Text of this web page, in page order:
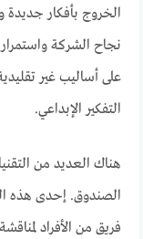
الخروج بأفكار جديدة
نجاح الشركة
على أساليب غير
التفكير الإبداعي.
هناك العديد من
الصندوق. إحدى هذه
فريق من الأفراد